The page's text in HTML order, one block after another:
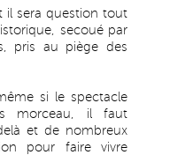
il sera question tout
secoué par
pris au piège des
si le spectacle
morceau, il faut
et de nombreux
pour faire vivre